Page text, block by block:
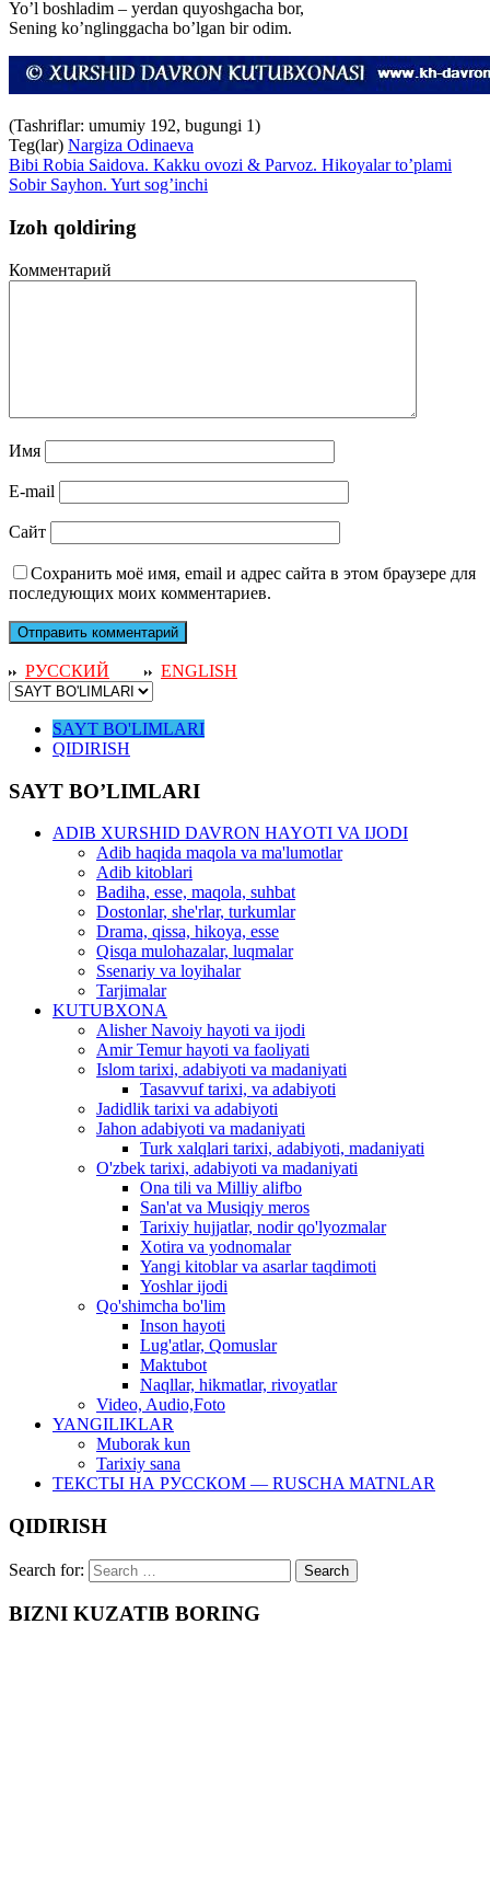
Yo’l boshladim – yerdan quyoshgacha bor,
Sening ko’nglinggacha bo’lgan bir odim.
(Tashriflar: umumiy 192, bugungi 1)
Teg(lar) Nargiza Odinaeva
Bibi Robia Saidova. Kakku ovozi & Parvoz. Hikoyalar to’plami
Sobir Sayhon. Yurt sog’inchi
Izoh qoldiring
Комментарий
Имя
E-mail
Сайт
Сохранить моё имя, email и адрес сайта в этом браузере для
последующих моих комментариев.
РУССКИЙ ENGLISH
SAYT BO'LIMLARI
QIDIRISH
SAYT BO’LIMLARI
ADIB XURSHID DAVRON HAYOTI VA IJODI
Adib haqida maqola va ma'lumotlar
Adib kitoblari
Badiha, esse, maqola, suhbat
Dostonlar, she'rlar, turkumlar
Drama, qissa, hikoya, esse
Qisqa mulohazalar, luqmalar
Ssenariy va loyihalar
Tarjimalar
KUTUBXONA
Alisher Navoiy hayoti va ijodi
Amir Temur hayoti va faoliyati
Islom tarixi, adabiyoti va madaniyati
Tasavvuf tarixi, va adabiyoti
Jadidlik tarixi va adabiyoti
Jahon adabiyoti va madaniyati
Turk xalqlari tarixi, adabiyoti, madaniyati
O'zbek tarixi, adabiyoti va madaniyati
Ona tili va Milliy alifbo
San'at va Musiqiy meros
Tarixiy hujjatlar, nodir qo'lyozmalar
Xotira va yodnomalar
Yangi kitoblar va asarlar taqdimoti
Yoshlar ijodi
Qo'shimcha bo'lim
Inson hayoti
Lug'atlar, Qomuslar
Maktubot
Naqllar, hikmatlar, rivoyatlar
Video, Audio,Foto
YANGILIKLAR
Muborak kun
Tarixiy sana
ТЕКСТЫ НА РУССКОМ — RUSCHA MATNLAR
QIDIRISH
Search for:
BIZNI KUZATIB BORING